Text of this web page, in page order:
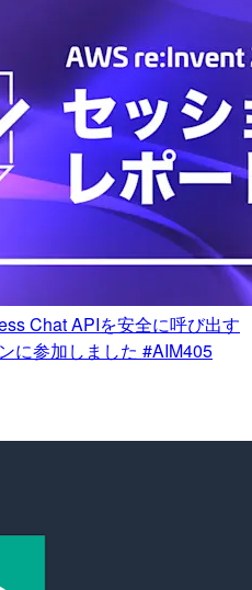
Chat APIを安全に呼び出す
に参加しました #AIM405